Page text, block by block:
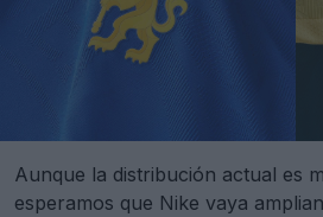
Aunque la distribución actual es
esperamos que Nike vaya